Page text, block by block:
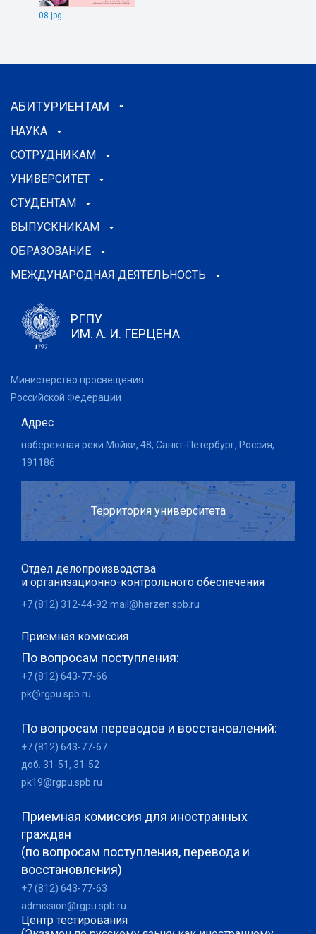
08.jpg
АБИТУРИЕНТАМ
НАУКА
СОТРУДНИКАМ
УНИВЕРСИТЕТ
СТУДЕНТАМ
ВЫПУСКНИКАМ
ОБРАЗОВАНИЕ
МЕЖДУНАРОДНАЯ ДЕЯТЕЛЬНОСТЬ
РГПУ
ИМ. А. И. ГЕРЦЕНА
Министерство просвещения
Российской Федерации
Адрес
набережная реки Мойки, 48, Санкт-Петербург, Россия,
191186
Территория университета
Отдел делопроизводства
и организационно-контрольного обеспечения
+7 (812) 312-44-92 mail@herzen.spb.ru
Приемная комиссия
По вопросам поступления:
+7 (812) 643-77-66
pk@rgpu.spb.ru
По вопросам переводов и восстановлений:
+7 (812) 643-77-67
доб. 31-51, 31-52
pk19@rgpu.spb.ru
Приемная комиссия для иностранных
граждан
(по вопросам поступления, перевода и
восстановления)
+7 (812) 643-77-63
admission@rgpu.spb.ru
Центр тестирования